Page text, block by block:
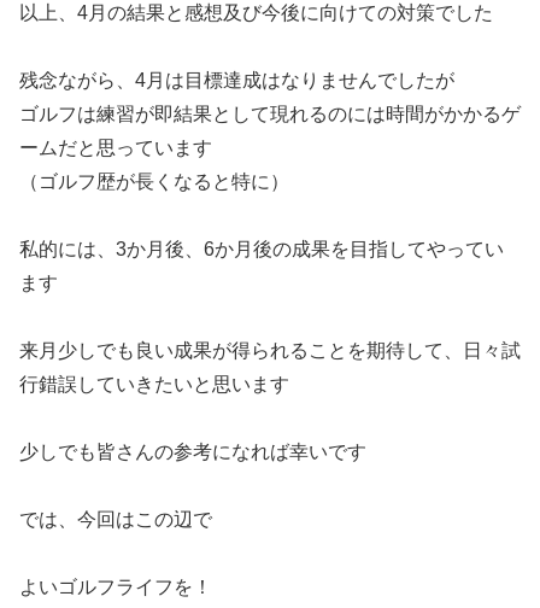
以上、4月の結果と感想及び今後に向けての対策でした
残念ながら、4月は目標達成はなりませんでしたが
ゴルフは練習が即結果として現れるのには時間がかかるゲ
ームだと思っています
（ゴルフ歴が長くなると特に）
私的には、3か月後、6か月後の成果を目指してやってい
ます
来月少しでも良い成果が得られることを期待して、日々試
行錯誤していきたいと思います
少しでも皆さんの参考になれば幸いです
では、今回はこの辺で
よいゴルフライフを！